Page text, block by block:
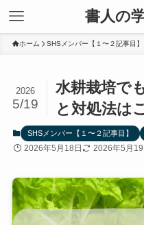
書人の
ホーム SHSメンバー【１〜２記事目】
水耕栽培で
と対処法は
2026
5/19
SHSメンバー【１〜２記事目】
2026年5月18日 2026年5月19